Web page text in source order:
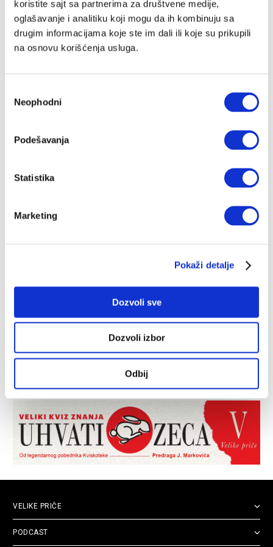
koristite sajt sa partnerima za društvene medije,
oglašavanje i analitiku koji mogu da ih kombinuju sa
drugim informacijama koje ste im dali ili koje su prikupili
na osnovu korišćenja usluga.
сагласности
Neophodni
Podešavanja
Statistika
Marketing
Pokaži detalje
Dozvoli sve
Dozvoli izbor
Odbij
UROŠ JOVIČIĆ
Kako smo postali antiamerikanci
VELIKE PRIČE
PODCAST